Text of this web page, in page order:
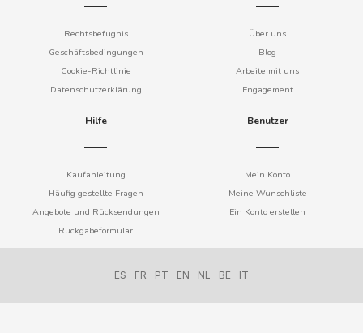
DAMEL
DANONE
DISTRIBUCIÓN MAYORISTA
DODOT
DON SIMON
Rechtsbefugnis
Geschäftsbedingungen
Cookie-Richtlinie
Datenschutzerklärung
Über uns
Blog
Arbeite mit uns
Engagement
Hilfe
Kaufanleitung
Häufig gestellte Fragen
Angebote und Rücksendungen
Rückgabeformular
Benutzer
Mein Konto
Meine Wunschliste
Ein Konto erstellen
ES FR PT EN NL BE IT